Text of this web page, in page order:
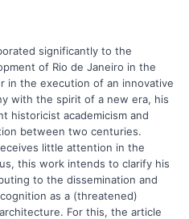
significantly to the
of Rio de Janeiro in the
in the execution of an innovative
with the spirit of a new era, his
historicist academicism and
between two centuries.
little attention in the
this work intends to clarify his
to the dissemination and
as a (threatened)
For this, the article